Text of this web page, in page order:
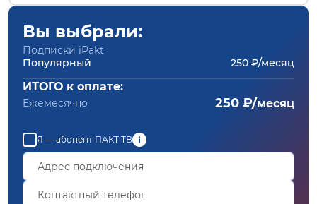
Вы выбрали:
Подписки iPakt
Популярный
250 ₽/месяц
ИТОГО к оплате:
Ежемесячно 250 ₽/месяц
Я — абонент ПАКТ ТВ